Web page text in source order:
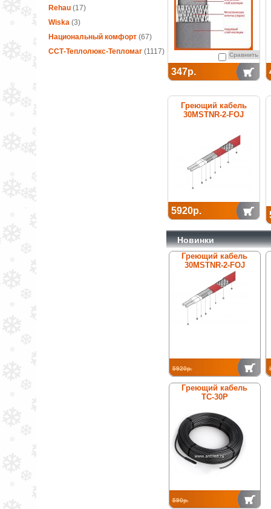
Rehau(17)
Wiska(3)
Национальный комфорт(67)
ССТ-Теплолюкс-Тепломаг(1117) Сравнить
347р.
Греющий кабель
30MSTNR-2-FOJ
5920р.
Новинки
Греющий кабель
30MSTNR-2-FOJ
5920р.
Греющий кабель
ТС-30Р
590р.